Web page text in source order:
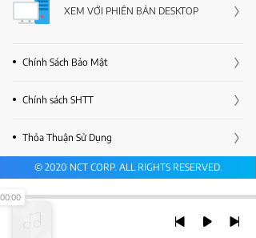
XEM VỚI PHIÊN BẢN DESKTOP
Chính Sách Bảo Mật
Chính sách SHTT
Thỏa Thuận Sử Dụng
© 2020 NCT CORP. ALL RIGHTS RESERVED.
00:00